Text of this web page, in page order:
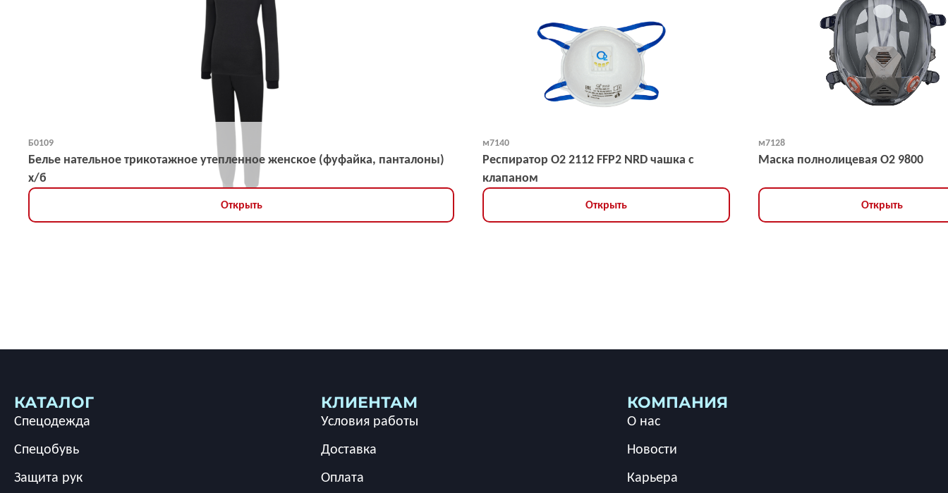
Б0109
Белье нательное трикотажное утепленное женское (фуфайка, панталоны)
х/б
Открыть
м7140
Респиратор О2 2112 FFP2 NRD чашка с
клапаном
Открыть
м7128
Маска полнолицевая O2 9800
Открыть
КАТАЛОГ
Спецодежда
Спецобувь
Защита рук
КЛИЕНТАМ
Условия работы
Доставка
Оплата
КОМПАНИЯ
О нас
Новости
Карьера